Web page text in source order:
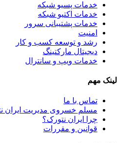
خدمات پسیو شبکه
خدمات اکتیو شبکه
خدمات پشتیبانی سرور
امنیت
رشد و توسعه کسب و کار
دیجیتال مارکتینگ
خدمات ویپ و سانترال
مهم
تماس با ما
مسلم خسروی مدیریت ایران
چرا ایران نتورک؟
قوانین و مقررات